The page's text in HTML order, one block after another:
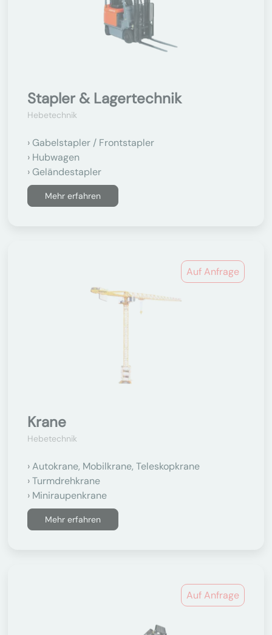
Stapler & Lagertechnik
Hebetechnik
Gabelstapler / Frontstapler
Hubwagen
Geländestapler
Mehr erfahren
Auf Anfrage
Krane
Hebetechnik
Autokrane, Mobilkrane, Teleskopkrane
Turmdrehkrane
Miniraupenkrane
Mehr erfahren
Auf Anfrage